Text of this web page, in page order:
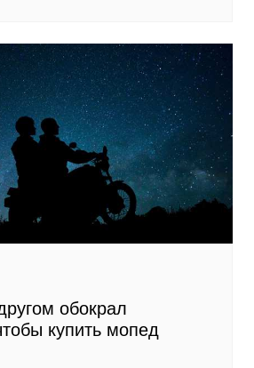
обокрал
купить мопед